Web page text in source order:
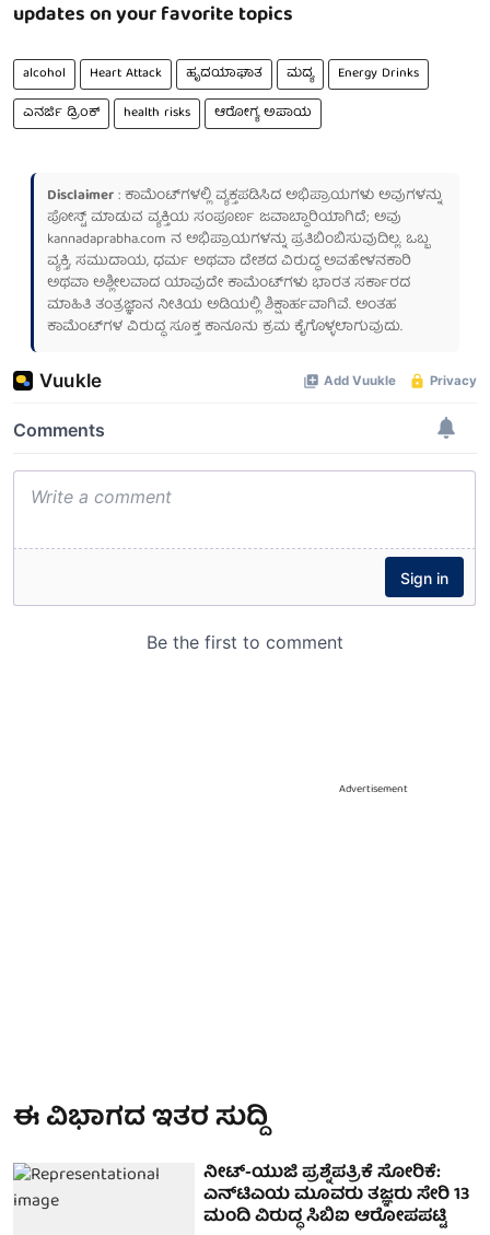
updates on your favorite topics
alcohol Heart Attack ಹೃದಯಾಘಾತ ಮದ್ಯ
Energy Drinks
ಎನರ್ಜಿ ಡ್ರಿಂಕ್
health risks ಆರೋಗ್ಯ ಅಪಾಯ
Disclaimer: ಕಾಮೆಂಟ್‌ಗಳಲ್ಲಿ ವ್ಯಕ್ತಪಡಿಸಿದ ಅಭಿಪ್ರಾಯಗಳು ಅವುಗಳನ್ನು
ಪೋಸ್ಟ್ ಮಾಡುವ ವ್ಯಕ್ತಿಯ ಸಂಪೂರ್ಣ ಜವಾಬ್ದಾರಿಯಾಗಿದೆ; ಅವು
kannadaprabha.com ನ ಅಭಿಪ್ರಾಯಗಳನ್ನು ಪ್ರತಿಬಿಂಬಿಸುವುದಿಲ್ಲ. ಒಬ್ಬ
ವ್ಯಕ್ತಿ, ಸಮುದಾಯ, ಧರ್ಮ ಅಥವಾ ದೇಶದ ವಿರುದ್ಧ ಅವಹೇಳನಕಾರಿ
ಅಥವಾ ಅಶ್ಲೀಲವಾದ ಯಾವುದೇ ಕಾಮೆಂಟ್‌ಗಳು ಭಾರತ ಸರ್ಕಾರದ
ಮಾಹಿತಿ ತಂತ್ರಜ್ಞಾನ ನೀತಿಯ ಅಡಿಯಲ್ಲಿ ಶಿಕ್ಷಾರ್ಹವಾಗಿವೆ. ಅಂತಹ
ಕಾಮೆಂಟ್‌ಗಳ ವಿರುದ್ಧ ಸೂಕ್ತ ಕಾನೂನು ಕ್ರಮ ಕೈಗೊಳ್ಳಲಾಗುವುದು.
Advertisement
ಈ ವಿಭಾಗದ ಇತರ ಸುದ್ದಿ
ನೀಟ್-ಯುಜಿ ಪ್ರಶ್ನೆಪತ್ರಿಕೆ ಸೋರಿಕೆ:
ಎನ್‌ಟಿಎಯ ಮೂವರು ತಜ್ಞರು ಸೇರಿ 13
ಮಂದಿ ವಿರುದ್ಧ ಸಿಬಿಐ ಆರೋಪಪಟ್ಟಿ